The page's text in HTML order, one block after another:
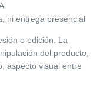
ni entrega presencial
o edición. La
del producto,
aspecto visual entre